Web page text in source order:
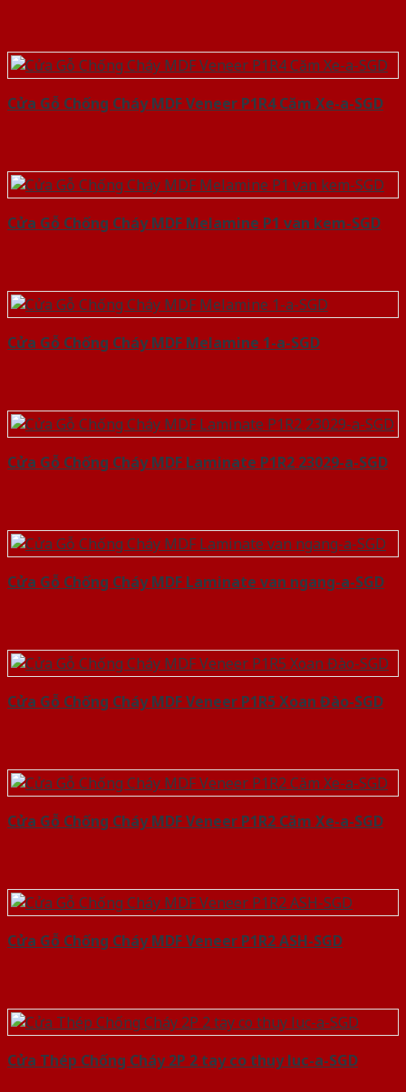
Cửa Gỗ Chống Cháy MDF Veneer P1R4 Căm Xe-a-SGD
Cửa Gỗ Chống Cháy MDF Melamine P1 van kem-SGD
Cửa Gỗ Chống Cháy MDF Melamine 1-a-SGD
Cửa Gỗ Chống Cháy MDF Laminate P1R2 23029-a-SGD
Cửa Gỗ Chống Cháy MDF Laminate van ngang-a-SGD
Cửa Gỗ Chống Cháy MDF Veneer P1R5 Xoan Đào-SGD
Cửa Gỗ Chống Cháy MDF Veneer P1R2 Căm Xe-a-SGD
Cửa Gỗ Chống Cháy MDF Veneer P1R2 ASH-SGD
Cửa Thép Chống Cháy 2P 2 tay co thuy luc-a-SGD